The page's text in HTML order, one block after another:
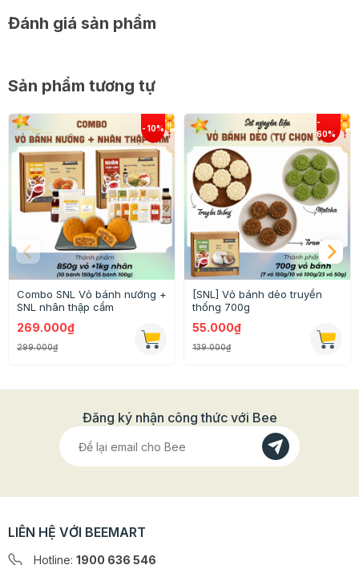
Đánh giá sản phẩm
Sản phẩm tương tự
Combo SNL Vỏ bánh nướng +
SNL nhân thập cẩm
269.000₫
299.000₫
[SNL] Vỏ bánh dẻo truyền
thống 700g
55.000₫
139.000₫
Đăng ký nhận công thức với Bee
LIÊN HỆ VỚI BEEMART
Hotline: 1900 636 546